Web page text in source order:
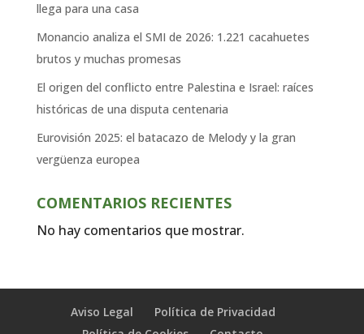
llega para una casa
Monancio analiza el SMI de 2026: 1.221 cacahuetes
brutos y muchas promesas
El origen del conflicto entre Palestina e Israel: raíces
históricas de una disputa centenaria
Eurovisión 2025: el batacazo de Melody y la gran
vergüenza europea
COMENTARIOS RECIENTES
No hay comentarios que mostrar.
Aviso Legal
Política de Privacidad